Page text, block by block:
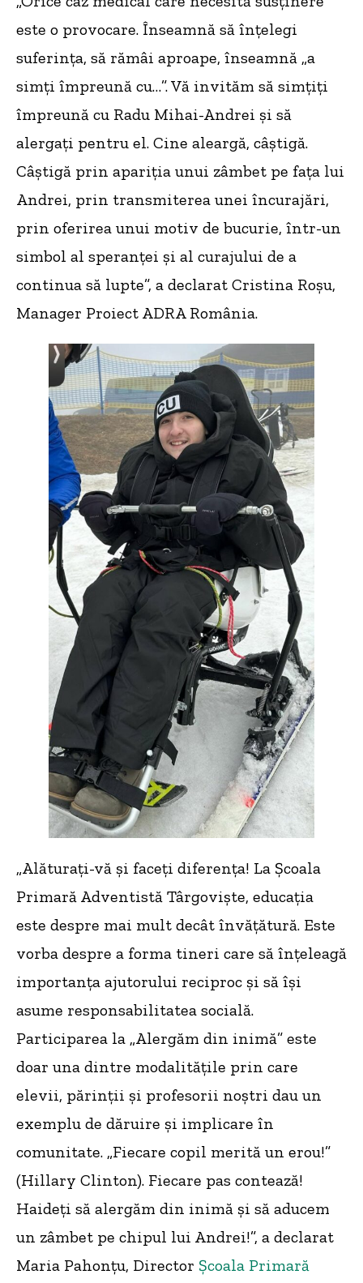
este o provocare. Înseamnă să înțelegi
suferința, să rămâi aproape, înseamnă „a
simți împreună cu…”. Vă invităm să simțiți
împreună cu Radu Mihai-Andrei și să
alergați pentru el. Cine aleargă, câștigă.
Câștigă prin apariția unui zâmbet pe fața lui
Andrei, prin transmiterea unei încurajări,
prin oferirea unui motiv de bucurie, într-un
simbol al speranței și al curajului de a
continua să lupte”, a declarat Cristina Roșu,
Manager Proiect ADRA România.
„Alăturați-vă și faceți diferența! La Școala
Primară Adventistă Târgoviște, educația
este despre mai mult decât învățătură. Este
vorba despre a forma tineri care să înțeleagă
importanța ajutorului reciproc și să își
asume responsabilitatea socială.
Participarea la „Alergăm din inimă” este
doar una dintre modalitățile prin care
elevii, părinții și profesorii noștri dau un
exemplu de dăruire și implicare în
comunitate. „Fiecare copil merită un erou!”
(Hillary Clinton). Fiecare pas contează!
Haideți să alergăm din inimă și să aducem
un zâmbet pe chipul lui Andrei!”, a declarat
Maria Pahonțu, Director Școala Primară